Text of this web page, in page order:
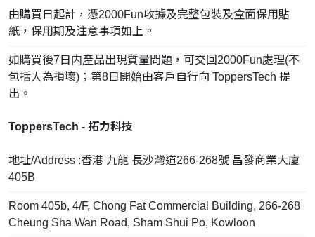
由購買日起計，憑2000Fun收據及完整包裝及盒面保用貼
紙，保用期及注意事項如上。
如購買後7日内產品出現質量問題，可交回2000Fun處理(不
包括人為損壞)；第8日開始由客戶自行向 ToppersTech 提
出。
ToppersTech - 拓力科技
地址/Address :香港 九龍 長沙灣道266-268號 昌發商業大廈
405B
Room 405b, 4/F, Chong Fat Commercial Building, 266-268
Cheung Sha Wan Road, Sham Shui Po, Kowloon